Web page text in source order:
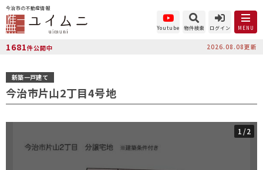
今治市の不動産情報
Youtube 物件検索 ログイン MENU
1681件公開中 2026.08.08更新
新築一戸建て
今治市片山2丁目4号地
1 /2